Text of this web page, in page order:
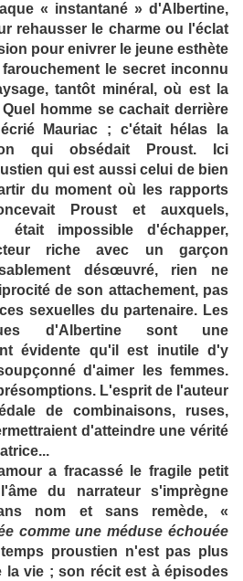
« instantané » d'Albertine,
rehausser le charme ou l'éclat
pour enivrer le jeune esthète
le secret inconnu
tantôt minéral, où est la
homme se cachait derrière
Mauriac ; c'était hélas la
qui obsédait Proust. Ici
qui est aussi celui de bien
du moment où les rapports
Proust et auxquels,
impossible d'échapper,
riche avec un garçon
désœuvré, rien ne
de son attachement, pas
sexuelles du partenaire. Les
d'Albertine sont une
évidente qu'il est inutile d'y
d'aimer les femmes.
L'esprit de l'auteur
de combinaisons, ruses,
d'atteindre une vérité
a fracassé le fragile petit
du narrateur s'imprègne
nom et sans remède, «
comme une méduse échouée
proustien n'est pas plus
la vie ; son récit est à épisodes